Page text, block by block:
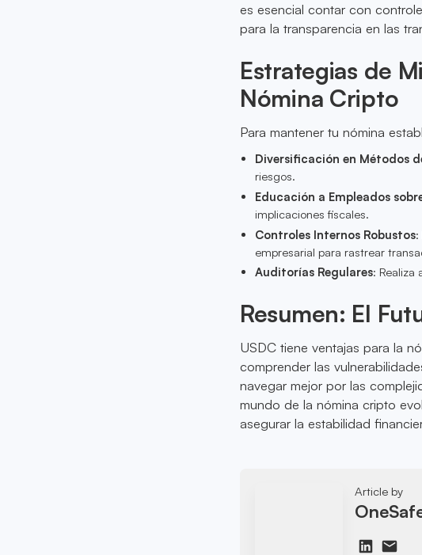
es esencial contar con
para la transparencia en las
Estrategias de
Nómina Cripto
Para mantener tu nómina
Diversificación en Métodos
riesgos.
Educación a Empleados
implicaciones fiscales.
Controles Internos Robustos:
empresarial para rastrear
Auditorías Regulares: Realiza
Resumen: El
USDC tiene ventajas para la
comprender las
navegar mejor por las
mundo de la nómina cripto
asegurar la estabilidad
Article by